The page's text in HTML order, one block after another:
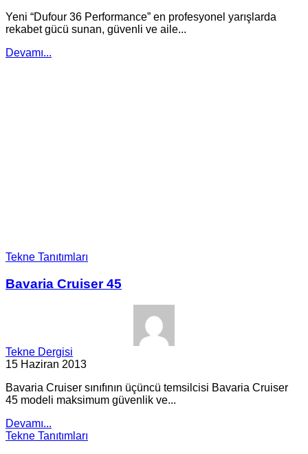
Yeni “Dufour 36 Performance” en profesyonel yarışlarda
rekabet gücü sunan, güvenli ve aile...
Devamı...
Tekne Tanıtımları
Bavaria Cruiser 45
Tekne Dergisi
15 Haziran 2013
Bavaria Cruiser sınıfının üçüncü temsilcisi Bavaria Cruiser
45 modeli maksimum güvenlik ve...
Devamı...
Tekne Tanıtımları